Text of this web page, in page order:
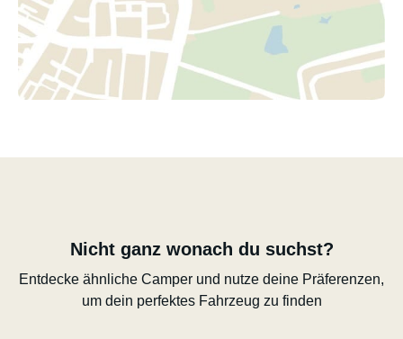
Nicht ganz wonach du suchst?
Entdecke ähnliche Camper und nutze deine Präferenzen,
um dein perfektes Fahrzeug zu finden